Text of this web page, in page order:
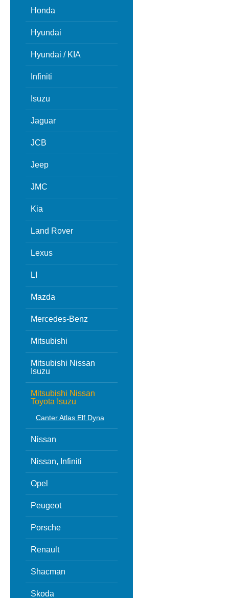
Honda
Hyundai
Hyundai / KIA
Infiniti
Isuzu
Jaguar
JCB
Jeep
JMC
Kia
Land Rover
Lexus
LI
Mazda
Mercedes-Benz
Mitsubishi
Mitsubishi Nissan
Isuzu
Mitsubishi Nissan
Toyota Isuzu
Canter Atlas Elf Dyna
Nissan
Nissan, Infiniti
Opel
Peugeot
Porsche
Renault
Shacman
Skoda